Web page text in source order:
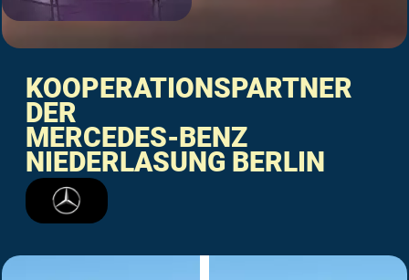
KOOPERATIONSPARTNER
DER
MERCEDES-BENZ
NIEDERLASUNG BERLIN